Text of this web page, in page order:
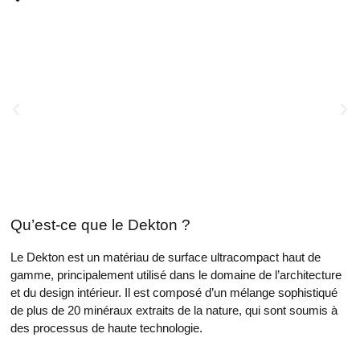
Qu’est-ce que le Dekton ?
Le Dekton est un matériau de surface ultracompact haut de
gamme, principalement utilisé dans le domaine de l’architecture
et du design intérieur. Il est composé d’un mélange sophistiqué
de plus de 20 minéraux extraits de la nature, qui sont soumis à
des processus de haute technologie.